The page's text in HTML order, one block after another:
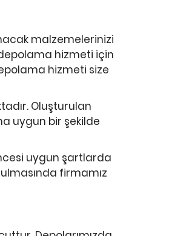
malzemelerinizi
hizmeti için
hizmeti size
Oluşturulan
uygun bir şekilde
uygun şartlarda
firmamız